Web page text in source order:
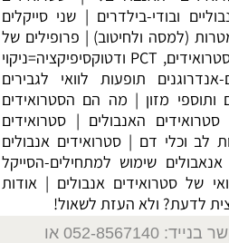
ובודי-בילדרים | שני סייקלים
(למסה ולחיטוב) | פרופילים של
סייקל-סטרואידים, PCT ודטוקסיפיקציה=ניקוי
אנדרוגנים תופעות לוואי לגבירים
ותוספי מזון | מה הם הסטרואידים
האנבולים | סטרואידים
לב וכלי דם |סטרואידים אנבולים
אנאבולים שימוש למתחילים-הסייקל
של סטרואידים אנבולים | אודות
לדעת? ולא העזת לשאול!
052-8567140
או